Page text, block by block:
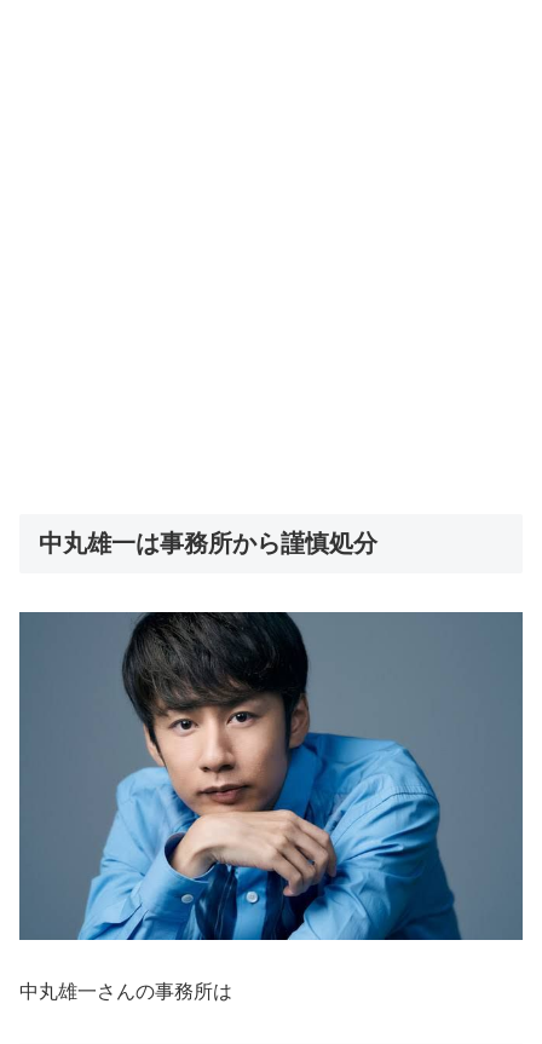
中丸雄一は事務所から謹慎処分
中丸雄一さんの事務所は